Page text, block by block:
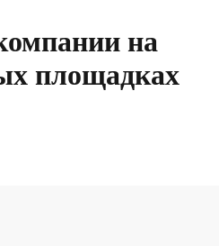
на
площадках